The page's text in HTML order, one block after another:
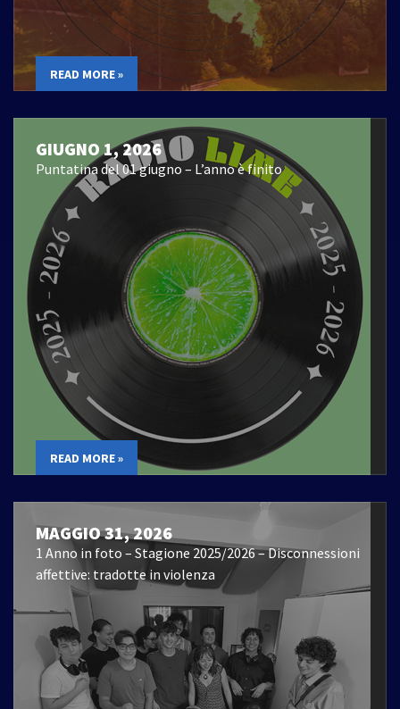
READ MORE »
GIUGNO 1, 2026
Puntatina del 01 giugno – L’anno è finito
READ MORE »
MAGGIO 31, 2026
1 Anno in foto – Stagione 2025/2026 – Disconnessioni
affettive: tradotte in violenza